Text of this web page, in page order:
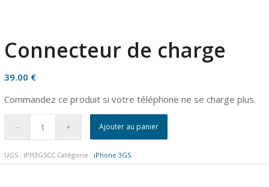
Connecteur de charge
39.00 €
Commandez ce produit si votre téléphone ne se charge plus.
Ajouter au panier
UGS : IPH3GSCC Catégorie : iPhone 3GS